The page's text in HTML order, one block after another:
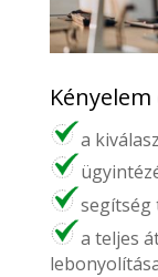
a
segítség
a teljes